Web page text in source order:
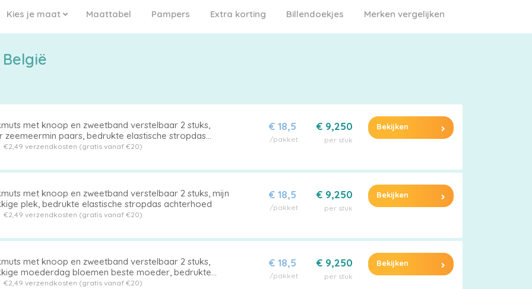
Maattabel
Kies je maat Pampers Extra korting Billendoekjes Merken vergelijken
met knoop en zweetband verstelbaar 2 stuks,
zeemeermin paars, bedrukte elastische stropdas
hoed
€2,49 verzendkosten (gratis vanaf €20)
€ 18,5
/pakket
€ 9,250
per stuk
Bekijken
met knoop en zweetband verstelbaar 2 stuks, mijn
plek, bedrukte elastische stropdas achterhoed
€2,49 verzendkosten (gratis vanaf €20)
€ 18,5
/pakket
€ 9,250
per stuk
Bekijken
met knoop en zweetband verstelbaar 2 stuks,
moederdag bloemen beste moeder, bedrukte
stropdas achterhoed
€2,49 verzendkosten (gratis vanaf €20)
€ 18,5
/pakket
€ 9,250
per stuk
Bekijken